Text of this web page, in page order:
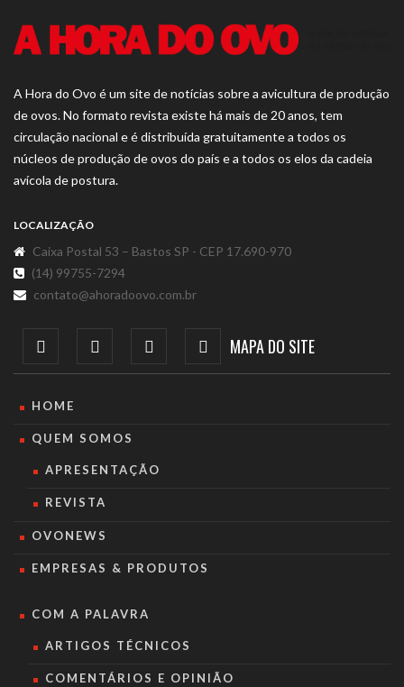
A Hora do Ovo é um site de notícias sobre a avicultura de produção
de ovos. No formato revista existe há mais de 20 anos, tem
circulação nacional e é distribuída gratuitamente a todos os
núcleos de produção de ovos do país e a todos os elos da cadeia
avícola de postura.
LOCALIZAÇÃO
Caixa Postal 53 – Bastos SP - CEP 17.690-970
(14) 99755-7294
contato@ahoradoovo.com.br
MAPA DO SITE
HOME
QUEM SOMOS
APRESENTAÇÃO
REVISTA
OVONEWS
EMPRESAS & PRODUTOS
COM A PALAVRA
ARTIGOS TÉCNICOS
COMENTÁRIOS E OPINIÃO